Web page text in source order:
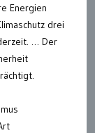
Energien
drei
… Der